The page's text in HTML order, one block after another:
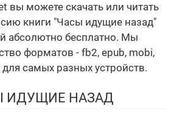
вы можете скачать или читать
книги "Часы идущие назад"
абсолютно бесплатно. Мы
форматов - fb2, epub, mobi,
самых разных устройств.
ИДУЩИЕ НАЗАД